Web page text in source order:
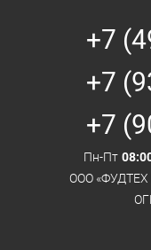
+7
+7
+7
Пн-Пт
ООО